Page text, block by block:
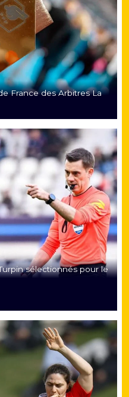
France des Arbitres La
sélectionnés pour le